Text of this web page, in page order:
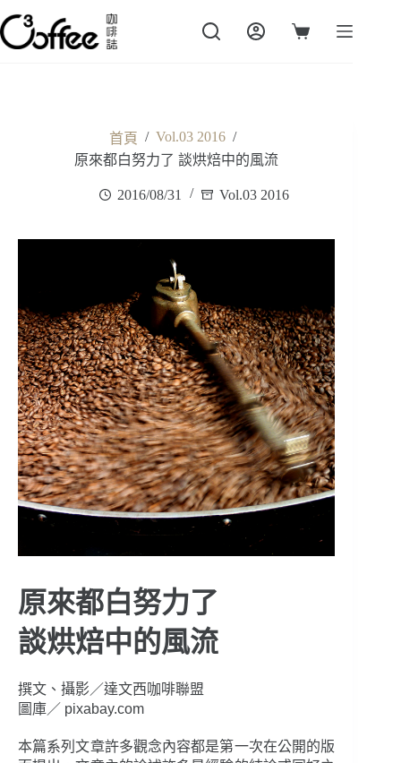
跳
至
主
購
首頁 / Vol.03 2016 /
原來都白努力了 談烘焙中的風流
2016/08/31 Vol.03 2016
原來都白努力了
談烘焙中的風流
撰文、攝影／達文西咖啡聯盟
圖庫／ pixabay.com
本篇系列文章許多觀念內容都是第一次在公開的版